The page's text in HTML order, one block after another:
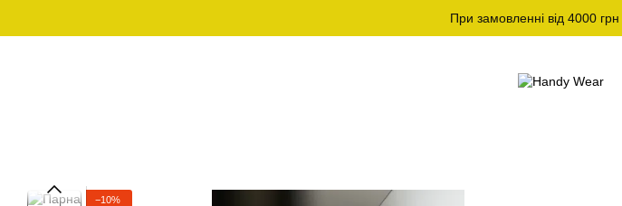
При замовленні від 4000
−10%